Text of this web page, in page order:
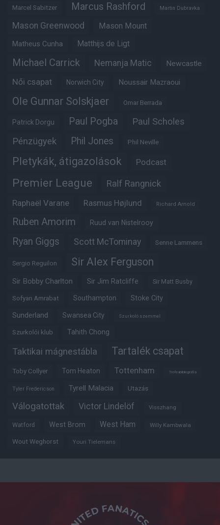
Marcel Sabitzer Marcus Rashford Martin Dubravka
Mason Greenwood Mason Mount
Matheus Cunha Matthijs de Ligt
Michael Carrick Nemanja Matic Newcastle
Női csapat Norwich City Noussair Mazraoui
Ole Gunnar Solskjaer Omar Berrada
Patrick Dorgu Paul Pogba Paul Scholes
Pénzügyek Phil Jones Phil Neville
Pletykák, átigazolások Podcast
Premier League Ralf Rangnick
Raphaël Varane Rasmus Højlund Richard Arnold
Ruben Amorim Ruud van Nistelrooy
Ryan Giggs Scott McTominay Senne Lammens
Sergio Reguilon Sir Alex Ferguson
Sir Bobby Charlton Sir Jim Ratcliffe Sir Matt Busby
Sofyan Amrabat Southampton Stoke City
Sunderland Swansea City Szurkoló szemmel
Szurkolói klub Tahith Chong
Taktikai mágnestábla Tartalék csapat
Toby Collyer Tom Heaton Tottenham Trófeabibliográfia
Tyler Fredericson Tyrell Malacia Utazás
Válogatottak Victor Lindelöf Visszhang
Watford West Brom West Ham Willy Kambwala
Wout Weghorst Youri Tielemans